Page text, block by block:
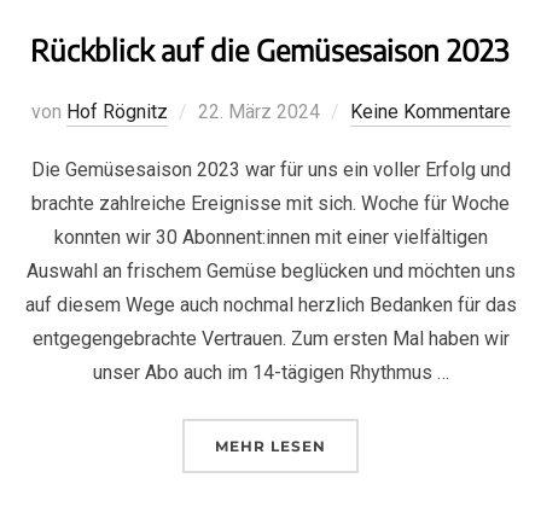
Rückblick auf die Gemüsesaison 2023
von Hof Rögnitz 22. März 2024 Keine Kommentare
Die Gemüsesaison 2023 war für uns ein voller Erfolg und
brachte zahlreiche Ereignisse mit sich. Woche für Woche
konnten wir 30 Abonnent:innen mit einer vielfältigen
Auswahl an frischem Gemüse beglücken und möchten uns
auf diesem Wege auch nochmal herzlich Bedanken für das
entgegengebrachte Vertrauen. Zum ersten Mal haben wir
unser Abo auch im 14-tägigen Rhythmus …
MEHR LESEN